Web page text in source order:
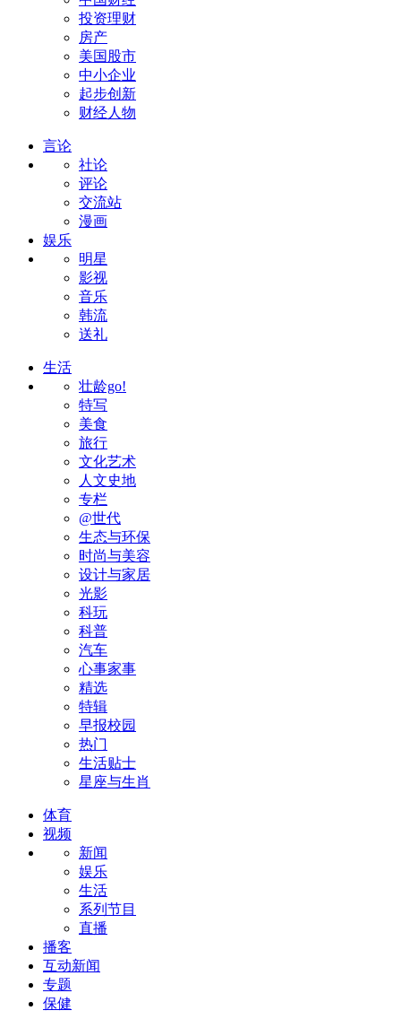
投资理财
房产
美国股市
中小企业
起步创新
财经人物
言论
社论
评论
交流站
漫画
娱乐
明星
影视
音乐
韩流
送礼
生活
壮龄go!
特写
美食
旅行
文化艺术
人文史地
专栏
@世代
生态与环保
时尚与美容
设计与家居
光影
科玩
科普
汽车
心事家事
精选
特辑
早报校园
热门
生活贴士
星座与生肖
体育
视频
新闻
娱乐
生活
系列节目
直播
播客
互动新闻
专题
保健